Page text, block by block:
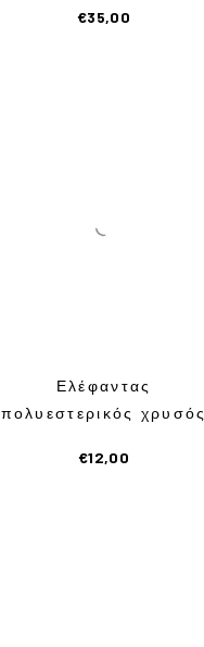
€35,00
Ελέφαντας
πολυεστερικός χρυσός
€12,00